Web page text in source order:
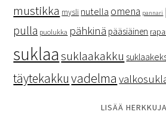
mustikka mysli nutella omena pannari
pulla puolukka pähkinä pääsiäinen
suklaa suklaakakku
täytekakkuvadelma
LISÄÄ HERKKUJA